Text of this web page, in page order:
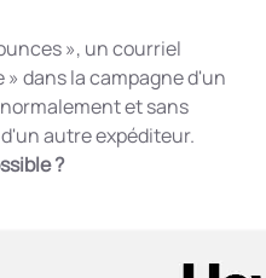
», un courriel
dans la campagne d'un
et sans
autre expéditeur.
?